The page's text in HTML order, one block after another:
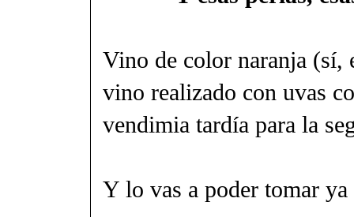
Vino de color naranja (sí,
vino realizado con uvas
vendimia tardía para la
Y lo vas a poder tomar